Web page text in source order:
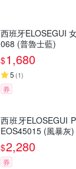
西班牙ELOSEGUI
068 (普魯士藍)
$1,680
5 (1)
券
西班牙ELOSEGUI
EOS45015 (風暴灰)
$2,280
券